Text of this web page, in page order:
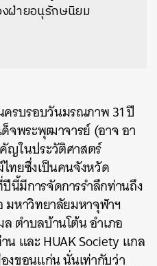
งฝ่ายอนุรักษนิยม
ครบรอบวันมรณภาพ 31 ปี
จพระพุฒาจารย์ (อาจ อา
ญในประวัติศาสตร์
ทยซึ่งเป็นคนจังหวัด
มีการจัดการรำลึกท่านถึง
หาวิทยาลัยมหาจุฬาฯ
ตำบลบ้านโต้น อำเภอ
น และ HUAK Society แกล
งขอนแก่น นั่นเท่ากับว่า